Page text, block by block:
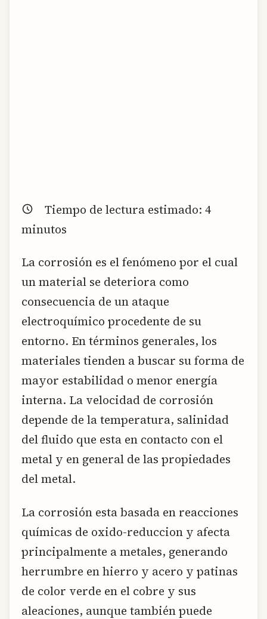
Tiempo de lectura estimado: 4
minutos
La corrosión es el fenómeno por el cual
un material se deteriora como
consecuencia de un ataque
electroquímico procedente de su
entorno. En términos generales, los
materiales tienden a buscar su forma de
mayor estabilidad o menor energía
interna. La velocidad de corrosión
depende de la temperatura, salinidad
del fluido que esta en contacto con el
metal y en general de las propiedades
del metal.
La corrosión esta basada en reacciones
químicas de oxido-reduccion y afecta
principalmente a metales, generando
herrumbre en hierro y acero y patinas
de color verde en el cobre y sus
aleaciones, aunque también puede